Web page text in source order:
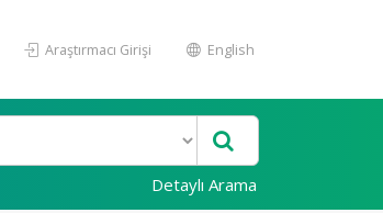
Araştırmacı Girişi English
Detaylı Arama